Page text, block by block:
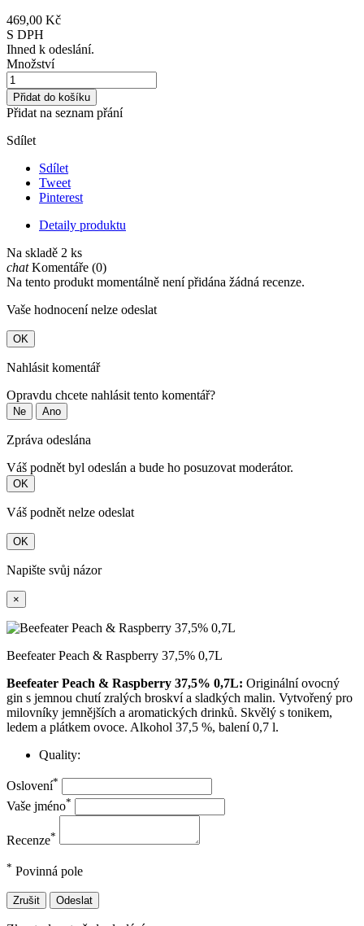
469,00 Kč
S DPH
Ihned k odeslání.
Množství
Přidat do košíku
Přidat na seznam přání
Sdílet
Sdílet
Tweet
Pinterest
Detaily produktu
Na skladě 2 ks
chatKomentáře (0)
Na tento produkt momentálně není přidána žádná recenze.
Vaše hodnocení nelze odeslat
OK
Nahlásit komentář
Opravdu chcete nahlásit tento komentář?
Ne Ano
Zpráva odeslána
Váš podnět byl odeslán a bude ho posuzovat moderátor.
OK
Váš podnět nelze odeslat
OK
Napište svůj názor
×
Beefeater Peach & Raspberry 37,5% 0,7L
Beefeater Peach & Raspberry 37,5% 0,7L: Originální ovocný
gin s jemnou chutí zralých broskví a sladkých malin. Vytvořený pro
milovníky jemnějších a aromatických drinků. Skvělý s tonikem,
ledem a plátkem ovoce. Alkohol 37,5 %, balení 0,7 l.
Quality:
Oslovení*
Vaše jméno*
Recenze*
* Povinná pole
Zrušit Odeslat